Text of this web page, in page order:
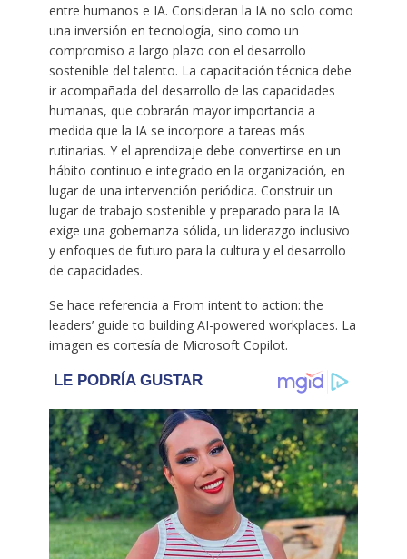
entre humanos e IA. Consideran la IA no solo como
una inversión en tecnología, sino como un
compromiso a largo plazo con el desarrollo
sostenible del talento. La capacitación técnica debe
ir acompañada del desarrollo de las capacidades
humanas, que cobrarán mayor importancia a
medida que la IA se incorpore a tareas más
rutinarias. Y el aprendizaje debe convertirse en un
hábito continuo e integrado en la organización, en
lugar de una intervención periódica. Construir un
lugar de trabajo sostenible y preparado para la IA
exige una gobernanza sólida, un liderazgo inclusivo
y enfoques de futuro para la cultura y el desarrollo
de capacidades.
Se hace referencia a From intent to action: the
leaders’ guide to building AI-powered workplaces. La
imagen es cortesía de Microsoft Copilot.